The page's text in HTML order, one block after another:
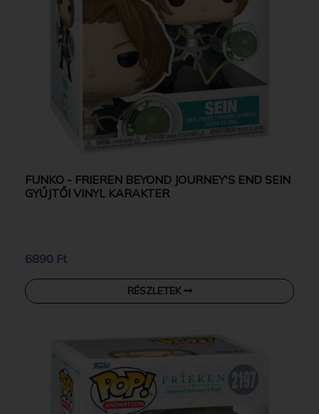
FUNKO - FRIEREN BEYOND JOURNEY'S END SEIN
GYŰJTŐI VINYL KARAKTER
6890 Ft
RÉSZLETEK